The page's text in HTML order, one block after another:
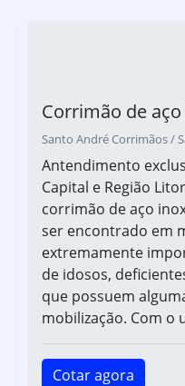
Corrimão de
Santo André Corrimãos /
Antendimento
Capital e Região
corrimão de aço
ser encontrado em
extremamente
de idosos,
que possuem
mobilização. Com o
Cotar agora